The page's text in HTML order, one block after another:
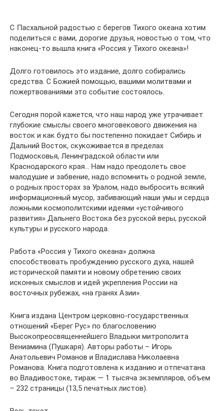
С Пасхальной радостью с берегов Тихого океана хотим
поделиться с вами, дорогие друзья, новостью о том, что
наконец-то вышла книга «Россия у Тихого океана»!
Долго готовилось это издание, долго собирались
средства. С Божией помощью, вашими молитвами и
пожертвованиями это событие состоялось.
Сегодня порой кажется, что наш народ уже утрачивает
глубокие смыслы своего многовекового движения на
восток и как будто бы постепенно покидает Сибирь и
Дальний Восток, скукоживается в пределах
Подмосковья, Ленинградской области или
Краснодарского края… Нам надо преодолеть свое
малодушие и забвение, надо вспомнить о родной земле,
о родных просторах за Уралом, надо выбросить всякий
информационный мусор, забивающий наши умы и сердца
ложными космополитскими идеями «устойчивого
развития» Дальнего Востока без русской веры, русской
культуры и русского народа.
Работа «Россия у Тихого океана» должна
способствовать пробуждению русского духа, нашей
исторической памяти и новому обретению своих
исконных смыслов и идей укрепления России на
восточных рубежах, «на гранях Азии».
Книга издана Центром церковно-государственных
отношений «Берег Рус» по благословению
Высокопреосвященнейшего Владыки митрополита
Вениамина (Пушкаря). Авторы работы – Игорь
Анатольевич Романов и Владислава Николаевна
Романова. Книга подготовлена к изданию и отпечатана
во Владивостоке, тираж — 1 тысяча экземпляров, объем
– 232 страницы (13,5 печатных листов).